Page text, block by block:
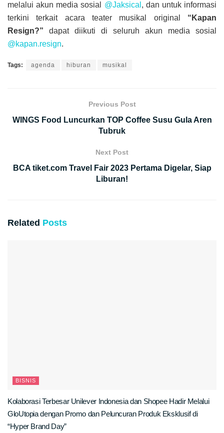
melalui akun media sosial @Jaksical , dan untuk informasi
terkini terkait acara teater musikal original “Kapan
Resign?” dapat diikuti di seluruh akun media sosial
@kapan.resign.
Tags: agenda hiburan musikal
Previous Post
WINGS Food Luncurkan TOP Coffee Susu Gula Aren
Tubruk
Next Post
BCA tiket.com Travel Fair 2023 Pertama Digelar, Siap
Liburan!
Related Posts
BISNIS
Kolaborasi Terbesar Unilever Indonesia dan Shopee Hadir Melalui
GloUtopia dengan Promo dan Peluncuran Produk Eksklusif di
“Hyper Brand Day”